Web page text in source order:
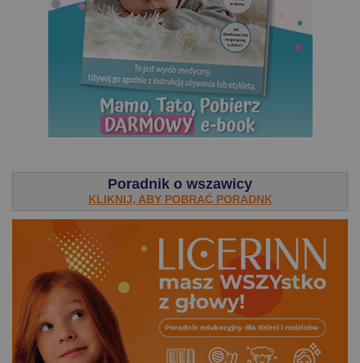
Poradnik o wszawicy
KLIKNIJ, ABY POBRAĆ PORADNK